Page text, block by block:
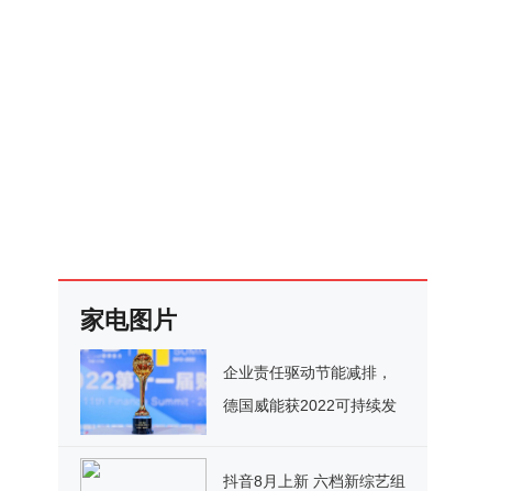
家电图片
企业责任驱动节能减排，
德国威能获2022可持续发
抖音8月上新 六档新综艺组